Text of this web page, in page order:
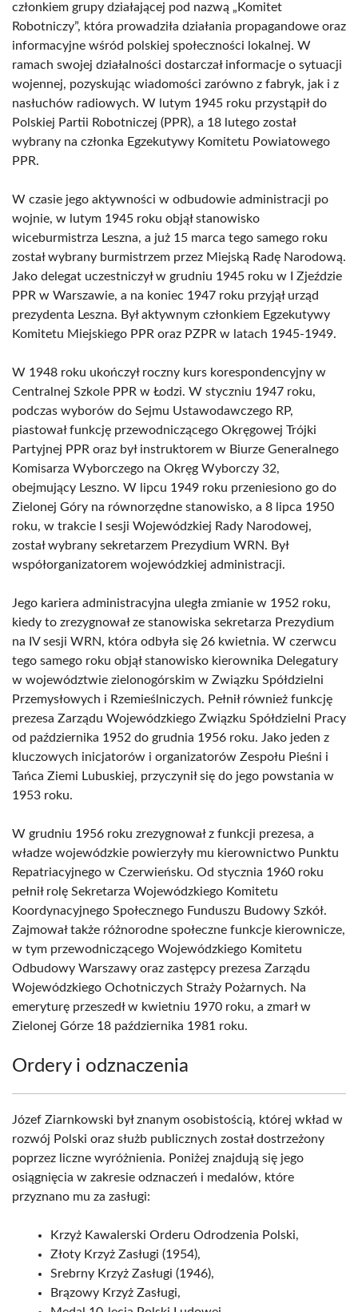
członkiem grupy działającej pod nazwą „Komitet
Robotniczy”, która prowadziła działania propagandowe oraz
informacyjne wśród polskiej społeczności lokalnej. W
ramach swojej działalności dostarczał informacje o sytuacji
wojennej, pozyskując wiadomości zarówno z fabryk, jak i z
nasłuchów radiowych. W lutym 1945 roku przystąpił do
Polskiej Partii Robotniczej (PPR), a 18 lutego został
wybrany na członka Egzekutywy Komitetu Powiatowego
PPR.
W czasie jego aktywności w odbudowie administracji po
wojnie, w lutym 1945 roku objął stanowisko
wiceburmistrza Leszna, a już 15 marca tego samego roku
został wybrany burmistrzem przez Miejską Radę Narodową.
Jako delegat uczestniczył w grudniu 1945 roku w I Zjeździe
PPR w Warszawie, a na koniec 1947 roku przyjął urząd
prezydenta Leszna. Był aktywnym członkiem Egzekutywy
Komitetu Miejskiego PPR oraz PZPR w latach 1945-1949.
W 1948 roku ukończył roczny kurs korespondencyjny w
Centralnej Szkole PPR w Łodzi. W styczniu 1947 roku,
podczas wyborów do Sejmu Ustawodawczego RP,
piastował funkcję przewodniczącego Okręgowej Trójki
Partyjnej PPR oraz był instruktorem w Biurze Generalnego
Komisarza Wyborczego na Okręg Wyborczy 32,
obejmujący Leszno. W lipcu 1949 roku przeniesiono go do
Zielonej Góry na równorzędne stanowisko, a 8 lipca 1950
roku, w trakcie I sesji Wojewódzkiej Rady Narodowej,
został wybrany sekretarzem Prezydium WRN. Był
współorganizatorem wojewódzkiej administracji.
Jego kariera administracyjna uległa zmianie w 1952 roku,
kiedy to zrezygnował ze stanowiska sekretarza Prezydium
na IV sesji WRN, która odbyła się 26 kwietnia. W czerwcu
tego samego roku objął stanowisko kierownika Delegatury
w województwie zielonogórskim w Związku Spółdzielni
Przemysłowych i Rzemieślniczych. Pełnił również funkcję
prezesa Zarządu Wojewódzkiego Związku Spółdzielni Pracy
od października 1952 do grudnia 1956 roku. Jako jeden z
kluczowych inicjatorów i organizatorów Zespołu Pieśni i
Tańca Ziemi Lubuskiej, przyczynił się do jego powstania w
1953 roku.
W grudniu 1956 roku zrezygnował z funkcji prezesa, a
władze wojewódzkie powierzyły mu kierownictwo Punktu
Repatriacyjnego w Czerwieńsku. Od stycznia 1960 roku
pełnił rolę Sekretarza Wojewódzkiego Komitetu
Koordynacyjnego Społecznego Funduszu Budowy Szkół.
Zajmował także różnorodne społeczne funkcje kierownicze,
w tym przewodniczącego Wojewódzkiego Komitetu
Odbudowy Warszawy oraz zastępcy prezesa Zarządu
Wojewódzkiego Ochotniczych Straży Pożarnych. Na
emeryturę przeszedł w kwietniu 1970 roku, a zmarł w
Zielonej Górze 18 października 1981 roku.
Ordery i odznaczenia
Józef Ziarnkowski był znanym osobistością, której wkład w
rozwój Polski oraz służb publicznych został dostrzeżony
poprzez liczne wyróżnienia. Poniżej znajdują się jego
osiągnięcia w zakresie odznaczeń i medalów, które
przyznano mu za zasługi:
Krzyż Kawalerski Orderu Odrodzenia Polski,
Złoty Krzyż Zasługi (1954),
Srebrny Krzyż Zasługi (1946),
Brązowy Krzyż Zasługi,